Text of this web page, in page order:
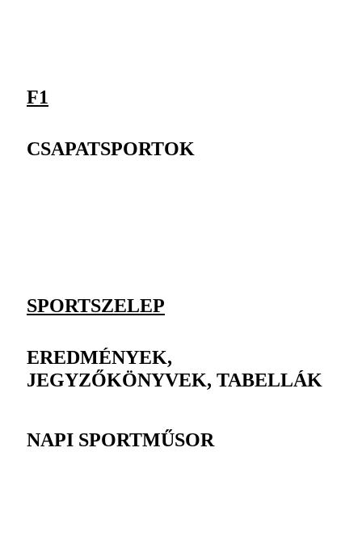
F1
CSAPATSPORTOK
SPORTSZELEP
EREDMÉNYEK,
JEGYZŐKÖNYVEK, TABELLÁK
NAPI SPORTMŰSOR